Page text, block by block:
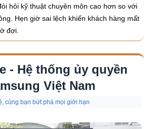
hỏi kỹ thuật chuyên môn cao hơn so với
Hẹn giờ sai lệch khiến khách hàng mất
đợi.
- Hệ thống ủy quyền
Việt Nam
cùng bạn bứt phá mọi giới hạn